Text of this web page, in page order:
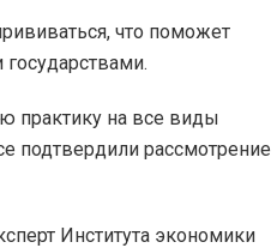
что поможет
практику на все виды
подтвердили рассмотрение
Института экономики